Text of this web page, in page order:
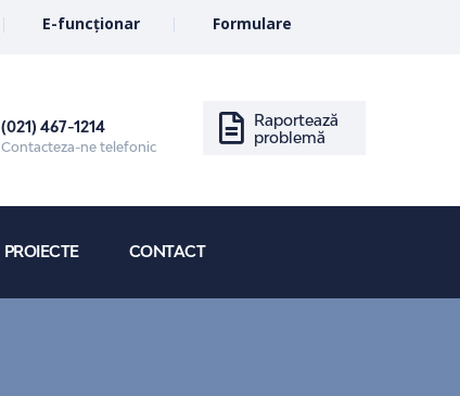
E-funcționar Formulare
(021) 467-1214
Contacteza-ne telefonic
Raportează
problemă
PROIECTE CONTACT